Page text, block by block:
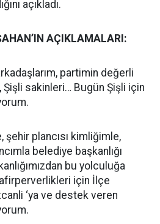
açıkladı.
AÇIKLAMALARI:
partimin değerli
Şişli sakinleri… Bugün Şişli için
şehir plancısı kimliğimle,
belediye başkanlığı
bu yolculuğa
için İlçe
‘ya ve destek veren